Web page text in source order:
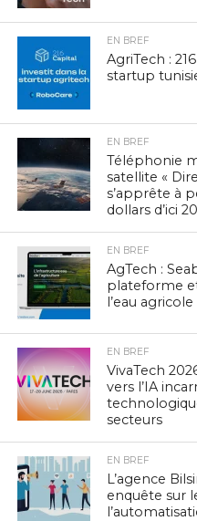
EN BREF
AgriTech :
startup
EN BREF
Téléphonie
satellite «
s’apprête à
dollars d’ici
EN BREF
AgTech :
plateforme
l’eau agricole
EN BREF
VivaTech
vers l’IA
secteurs
EN BREF
L’agence
enquête sur